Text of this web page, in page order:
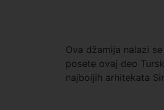
Ova džamija nalazi
posete ovaj deo
najboljih arhitekata